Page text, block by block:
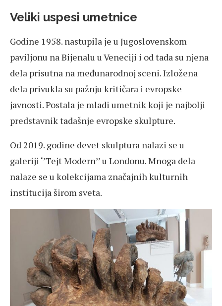
Veliki uspesi umetnice
Godine 1958. nastupila je u Jugoslovenskom
paviljonu na Bijenalu u Veneciji i od tada su njena
dela prisutna na međunarodnoj sceni. Izložena
dela privukla su pažnju kritičara i evropske
javnosti. Postala je mladi umetnik koji je najbolji
predstavnik tadašnje evropske skulpture.
Od 2019. godine devet skulptura nalazi se u
galeriji ‘’Tejt Modern’’ u Londonu. Mnoga dela
nalaze se u kolekcijama značajnih kulturnih
institucija širom sveta.